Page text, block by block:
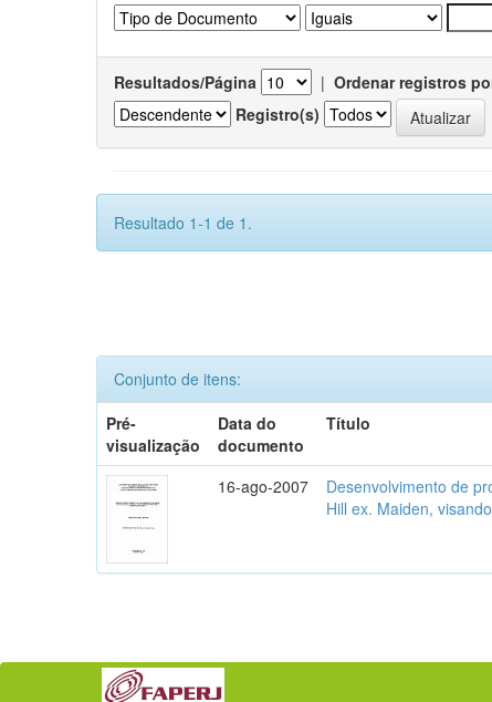
Resultados/Página | Ordenar registros
Registro(s)
Resultado 1-1 de 1.
Conjunto de itens:
Pré-
visualização
Data do
documento
Título
16-ago-2007
Desenvolvimento de
Hill ex. Maiden,